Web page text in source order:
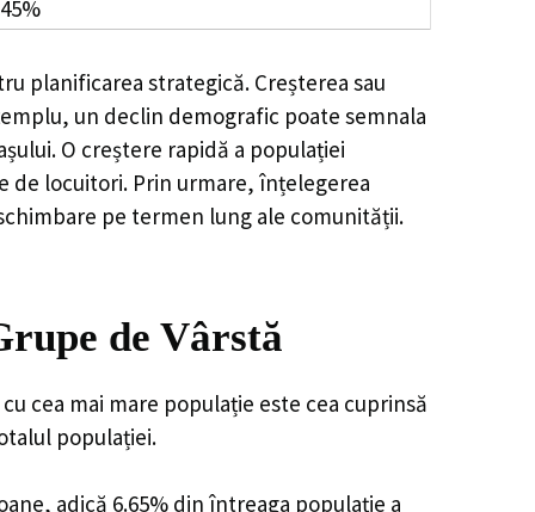
planificarea strategică. Creșterea sau
un declin demografic poate semnala
O creștere rapidă a populației
de locuitori. Prin urmare, înțelegerea
pe termen lung ale comunității.
de Vârstă
cea mai mare populație este cea cuprinsă
populației.
adică 6.65% din întreaga populație a